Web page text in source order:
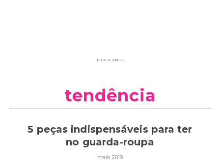
PUBLICIDADE
tendência
5 peças indispensáveis para ter
no guarda-roupa
maio 2019